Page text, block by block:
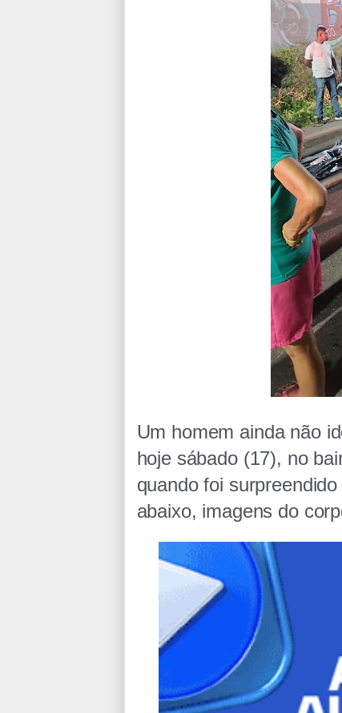
Um homem ainda não
hoje sábado (17), no
quando foi
abaixo, imagens do